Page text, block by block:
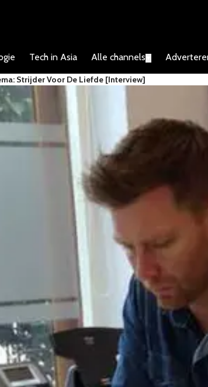
Tech in Asia Alle channels
Strijder Voor De Liefde [interview]